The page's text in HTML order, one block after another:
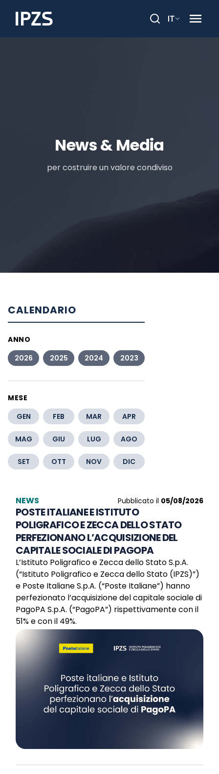
Cerca
IT
News & Media
per costruire un valore condiviso
NEWS Pubblicato il 05/08/2026
POSTE ITALIANE E ISTITUTO
POLIGRAFICO E ZECCA DELLO STATO
PERFEZIONANO L’ACQUISIZIONE DEL
CAPITALE SOCIALE DI PAGOPA
L’Istituto Poligrafico e Zecca dello Stato S.p.A.
(“Istituto Poligrafico e Zecca dello Stato (IPZS)”)
e Poste Italiane S.p.A. (“Poste Italiane”) hanno
perfezionato l’acquisizione del capitale sociale di
PagoPA S.p.A. (“PagoPA”) rispettivamente con il
51% e con il 49%.
CALENDARIO
ANNO
2026
2025 2024 2023
MESE
GEN
FEB MAR APR
MAG GIU LUG AGO
SET OTT NOV DIC